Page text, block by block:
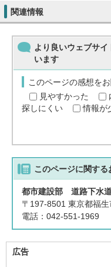
関連情報
より良いウェブサ
います
このページの感想を
見やすかった
探しにくい
情報が
このページに関する
都市建設部 道路下水
〒197-8501 東京都福
電話：042-551-1969
広告